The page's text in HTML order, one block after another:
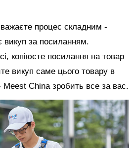
процес складним -
викуп за посиланням.
копіюєте посилання на товар
викуп саме цього товару в
Meest China зробить все за вас.